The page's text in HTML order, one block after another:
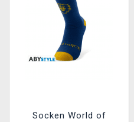
Socken World of